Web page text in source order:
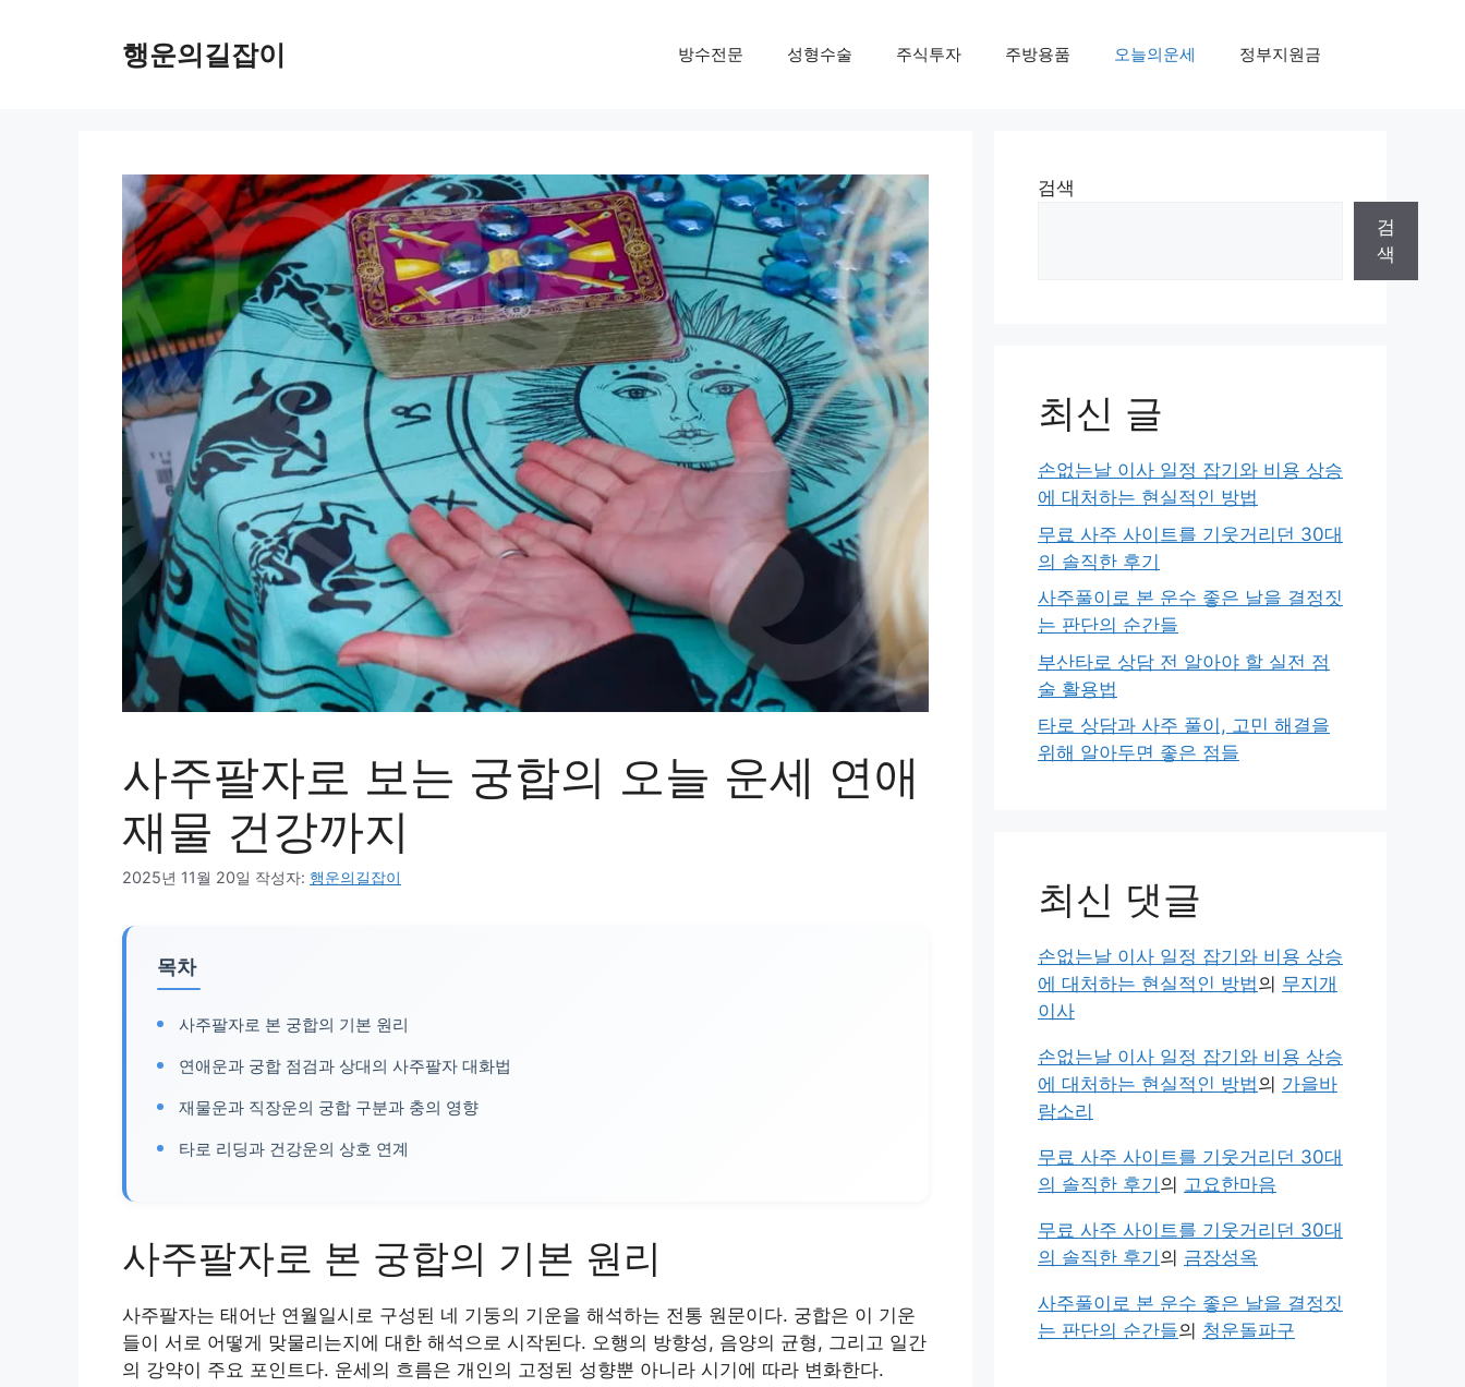
행운의길잡이 방수전문 성형수술 주식투자 주방용품 오늘의운세 정부지원금
사주팔자로 보는 궁합의 오늘 운세 연애
재물 건강까지
2025년 11월 20일 작성자: 행운의길잡이
목차
사주팔자로 본 궁합의 기본 원리
연애운과 궁합 점검과 상대의 사주팔자 대화법
재물운과 직장운의 궁합 구분과 충의 영향
타로 리딩과 건강운의 상호 연계
사주팔자로 본 궁합의 기본 원리
사주팔자는 태어난 연월일시로 구성된 네 기둥의 기운을 해석하는 전통 원문이다. 궁합은 이 기운
들이 서로 어떻게 맞물리는지에 대한 해석으로 시작된다. 오행의 방향성, 음양의 균형, 그리고 일간
의 강약이 주요 포인트다. 운세의 흐름은 개인의 고정된 성향뿐 아니라 시기에 따라 변화한다.
검색
검
색
최신 글
손없는날 이사 일정 잡기와 비용 상승
에 대처하는 현실적인 방법
무료 사주 사이트를 기웃거리던 30대
의 솔직한 후기
사주풀이로 본 운수 좋은 날을 결정짓
는 판단의 순간들
부산타로 상담 전 알아야 할 실전 점
술 활용법
타로 상담과 사주 풀이, 고민 해결을
위해 알아두면 좋은 점들
최신 댓글
손없는날 이사 일정 잡기와 비용 상승
에 대처하는 현실적인 방법의 무지개
이사
손없는날 이사 일정 잡기와 비용 상승
에 대처하는 현실적인 방법의 가을바
람소리
무료 사주 사이트를 기웃거리던 30대
의 솔직한 후기 의 고요한마음
무료 사주 사이트를 기웃거리던 30대
의 솔직한 후기 의 금장성옥
사주풀이로 본 운수 좋은 날을 결정짓
는 판단의 순간들의 청운돌파구